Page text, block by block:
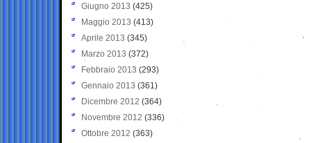
Giugno 2013 (425)
Maggio 2013 (413)
Aprile 2013 (345)
Marzo 2013 (372)
Febbraio 2013 (293)
Gennaio 2013 (361)
Dicembre 2012 (364)
Novembre 2012 (336)
Ottobre 2012 (363)